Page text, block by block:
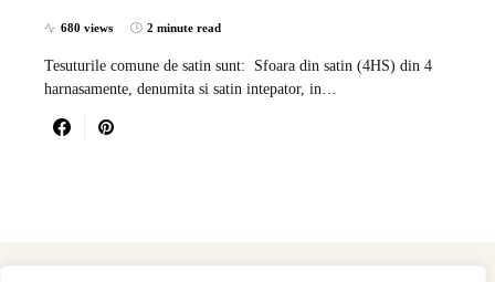
680 views 2 minute read
Tesuturile comune de satin sunt: ​​ Sfoara din satin (4HS) din 4
harnasamente, denumita si satin intepator, in…